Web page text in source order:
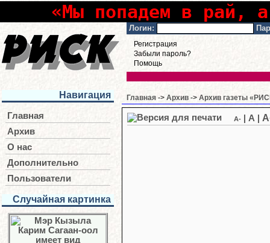
«Мы попадем в рай,
Логин:
Регистрация
Забыли пароль?
Помощь
Навигация
Главная
Архив
О нас
Дополнительно
Пользователи
Случайная картинка
Главная -> Архив -> Архив газеты
A- A